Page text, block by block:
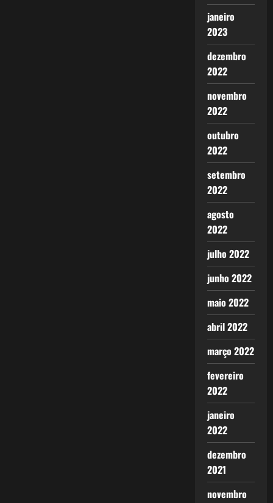
janeiro
2023
dezembro
2022
novembro
2022
outubro
2022
setembro
2022
agosto
2022
julho 2022
junho 2022
maio 2022
abril 2022
março 2022
fevereiro
2022
janeiro
2022
dezembro
2021
novembro